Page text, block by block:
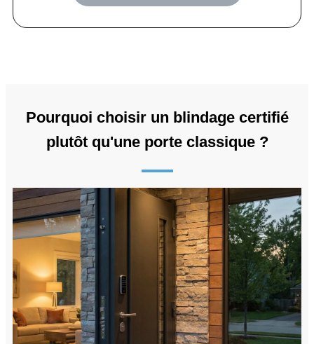
Pourquoi choisir un blindage certifié
plutôt qu'une porte classique ?